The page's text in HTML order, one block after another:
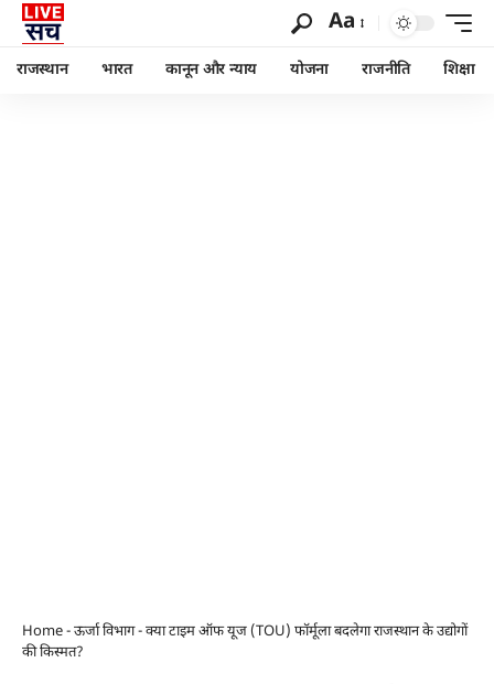
Aa
राजस्थान भारत कानून और न्याय योजना राजनीति शिक्षा
Home-ऊर्जा विभाग-क्या टाइम ऑफ यूज (TOU) फॉर्मूला बदलेगा राजस्थान के उद्योगों
की किस्मत?